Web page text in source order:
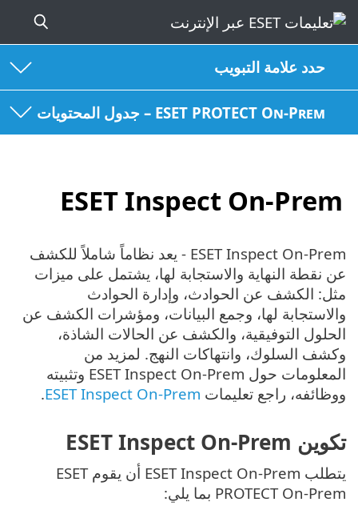
حدد علامة التبويب
ESET PROTECT On-Prem – جدول المحتويات
ESET Inspect On-Prem
ESET Inspect On-Prem - يعد نظاماً شاملاً للكشف
عن نقطة النهاية والاستجابة لها، يشتمل على ميزات
مثل: الكشف عن الحوادث، وإدارة الحوادث
والاستجابة لها، وجمع البيانات، ومؤشرات الكشف عن
الحلول التوفيقية، والكشف عن الحالات الشاذة،
وكشف السلوك، وانتهاكات النهج. لمزيد من
المعلومات حول ESET Inspect On-Prem وتثبيته
ووظائفه، راجع تعليمات ESET Inspect On-Prem
.
تكوين ESET Inspect On-Prem
يتطلب ESET Inspect On-Prem أن يقوم ESET
PROTECT On-Prem بما يلي: